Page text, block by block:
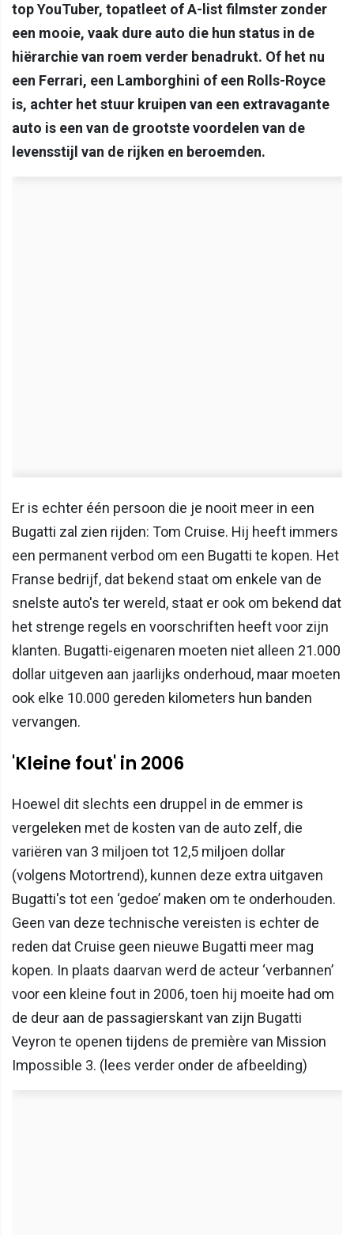
top YouTuber, topatleet of A-list filmster zonder
een mooie, vaak dure auto die hun status in de
hiërarchie van roem verder benadrukt. Of het nu
een Ferrari, een Lamborghini of een Rolls-Royce
is, achter het stuur kruipen van een extravagante
auto is een van de grootste voordelen van de
levensstijl van de rijken en beroemden.
Er is echter één persoon die je nooit meer in een
Bugatti zal zien rijden: Tom Cruise. Hij heeft immers
een permanent verbod om een Bugatti te kopen. Het
Franse bedrijf, dat bekend staat om enkele van de
snelste auto's ter wereld, staat er ook om bekend dat
het strenge regels en voorschriften heeft voor zijn
klanten. Bugatti-eigenaren moeten niet alleen 21.000
dollar uitgeven aan jaarlijks onderhoud, maar moeten
ook elke 10.000 gereden kilometers hun banden
vervangen.
'Kleine fout' in 2006
Hoewel dit slechts een druppel in de emmer is
vergeleken met de kosten van de auto zelf, die
variëren van 3 miljoen tot 12,5 miljoen dollar
(volgens Motortrend), kunnen deze extra uitgaven
Bugatti's tot een ‘gedoe’ maken om te onderhouden.
Geen van deze technische vereisten is echter de
reden dat Cruise geen nieuwe Bugatti meer mag
kopen. In plaats daarvan werd de acteur ‘verbannen’
voor een kleine fout in 2006, toen hij moeite had om
de deur aan de passagierskant van zijn Bugatti
Veyron te openen tijdens de première van Mission
Impossible 3. (lees verder onder de afbeelding)